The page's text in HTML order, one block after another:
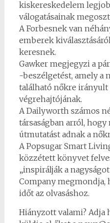
kiskereskedelem
válogatásainak
A Forbesnek van
emberek
keresnek.
Gawker megjegyzi a
-beszélgetést, amely a
található nőkre
végrehajtójának.
A Dailyworth számos
társaságban arról,
útmutatást adnak a
A Popsugar Smart
közzétett könyvet
„inspirálják a
Company megmondja,
időt az olvasáshoz.
Hiányzott valami? Adja